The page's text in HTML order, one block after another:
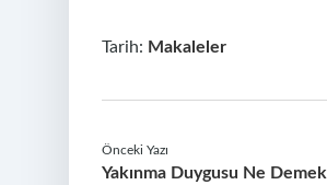
Tarih: Makaleler
Önceki Yazı
Yakınma Duygusu Ne Demek